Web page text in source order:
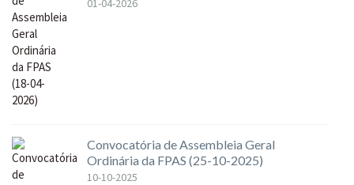
01-04-2026
Convocatória de Assembleia Geral
Ordinária da FPAS (25-10-2025)
10-10-2025